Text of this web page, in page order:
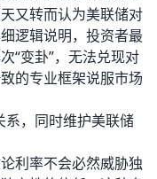
又转而认为美联储对
逻辑说明，投资者最
“变卦”，无法兑现对
的专业框架说服市场
，同时维护美联储
利率不会必然威胁独